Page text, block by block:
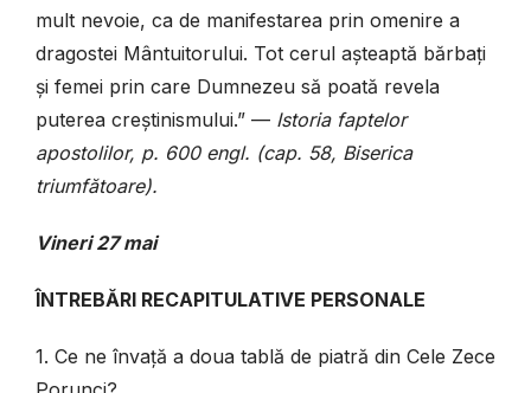
mult nevoie, ca de manifestarea prin omenire a
dragostei Mântuitorului. Tot cerul așteaptă bărbați
și femei prin care Dumnezeu să poată revela
puterea creștinismului.” — Istoria faptelor
apostolilor, p. 600 engl. (cap. 58, Biserica
triumfătoare).
Vineri 27 mai
ÎNTREBĂRI RECAPITULATIVE PERSONALE
1. Ce ne învață a doua tablă de piatră din Cele Zece